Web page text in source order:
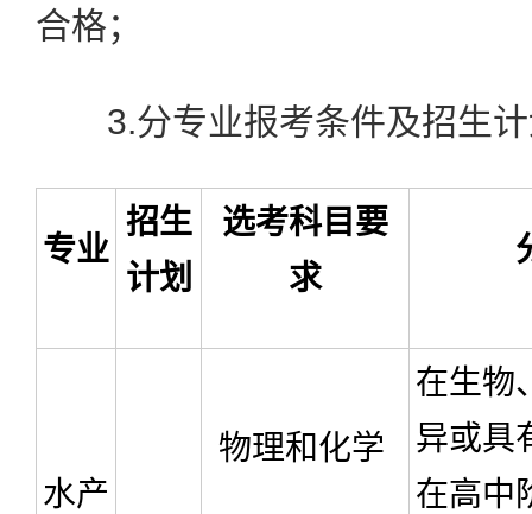
合格；
3.分专业报考条件及招生计
专业
招生
计划
选考科目要
求
水产
物理和化学
在生物
异或具
在高中